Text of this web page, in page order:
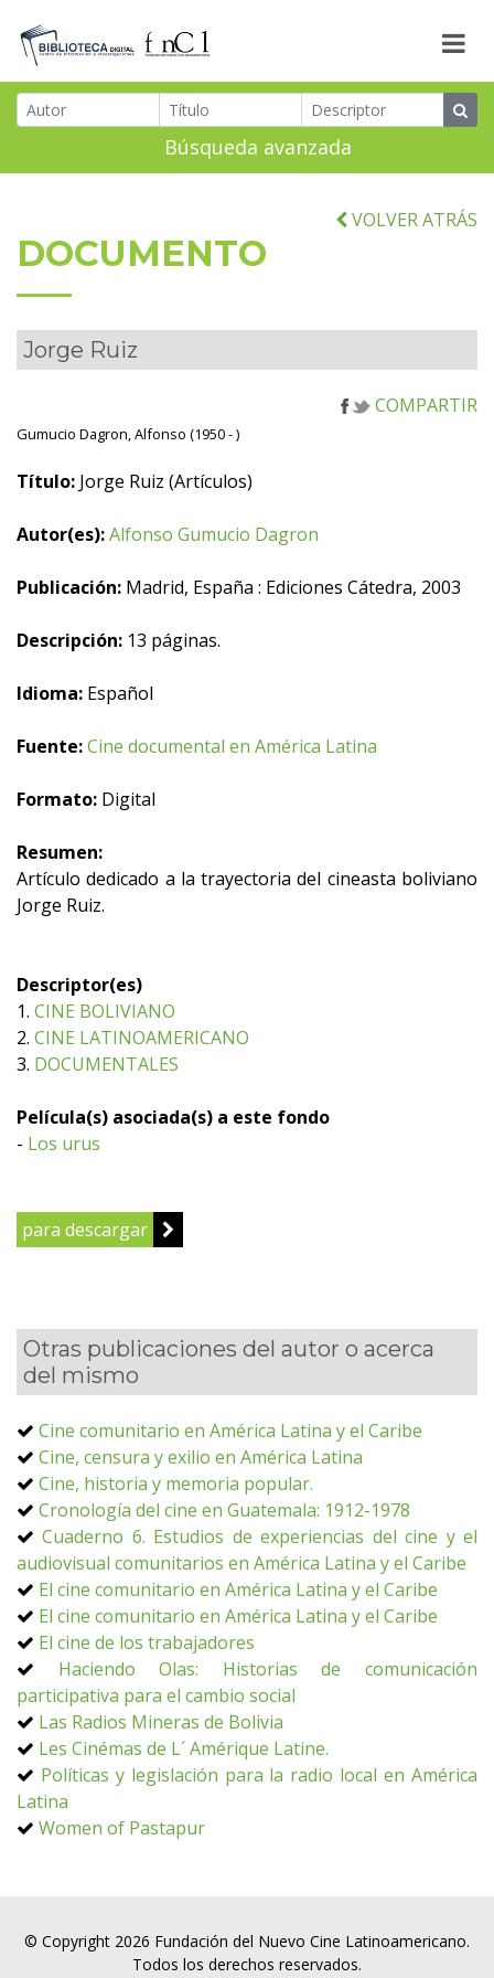
Búsqueda avanzada
VOLVER ATRÁS
DOCUMENTO
Jorge Ruiz
COMPARTIR
Gumucio Dagron, Alfonso (1950 - )
Título: Jorge Ruiz (Artículos)
Autor(es):Alfonso Gumucio Dagron
Publicación: Madrid, España : Ediciones Cátedra, 2003
Descripción: 13 páginas.
Idioma: Español
Fuente:Cine documental en América Latina
Formato: Digital
Resumen:
Artículo dedicado a la trayectoria del cineasta boliviano
Jorge Ruiz.
Descriptor(es)
1. CINE BOLIVIANO
2. CINE LATINOAMERICANO
3. DOCUMENTALES
Película(s) asociada(s) a este fondo
- Los urus
para descargar
Otras publicaciones del autor o acerca
del mismo
Cine comunitario en América Latina y el Caribe
Cine, censura y exilio en América Latina
Cine, historia y memoria popular.
Cronología del cine en Guatemala: 1912-1978
Cuaderno 6. Estudios de experiencias del cine y el
audiovisual comunitarios en América Latina y el Caribe
El cine comunitario en América Latina y el Caribe
El cine comunitario en América Latina y el Caribe
El cine de los trabajadores
Haciendo Olas: Historias de comunicación
participativa para el cambio social
Las Radios Mineras de Bolivia
Les Cinémas de L´ Amérique Latine.
Políticas y legislación para la radio local en América
Latina
Women of Pastapur
© Copyright 2026 Fundación del Nuevo Cine Latinoamericano.
Todos los derechos reservados.